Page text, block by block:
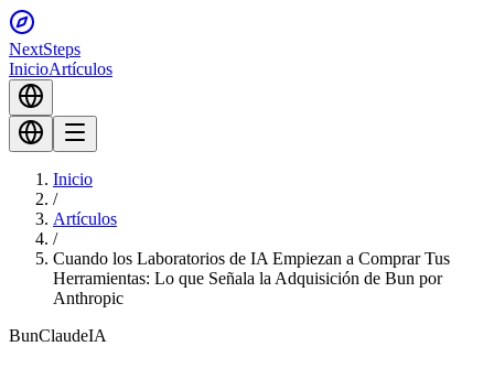
NextSteps
InicioArtículos
Inicio
/
Artículos
/
Cuando los Laboratorios de IA Empiezan a Comprar Tus
Herramientas: Lo que Señala la Adquisición de Bun por
Anthropic
BunClaudeIA